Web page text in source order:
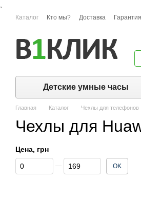
Перейти к основному контенту
Каталог Кто мы? Доставка Гарантия
Детские умные часы
Главная Каталог Чехлы для телефонов
Чехлы для
Цена, грн
От Цена, грн
До Цена, грн OK